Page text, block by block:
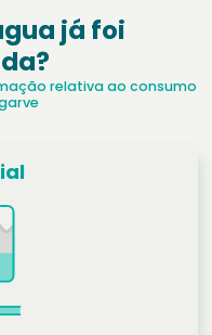
já foi
relativa ao consumo